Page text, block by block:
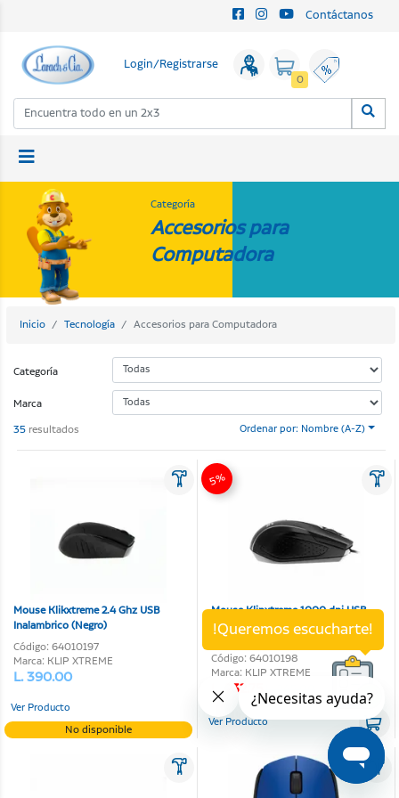
Contáctanos
Login/Registrarse
0
Categoría
Accesorios para
Computadora
Inicio Tecnología Accesorios para Computadora
Categoría
Marca
35 resultados Ordenar por: Nombre (A-Z)
Mouse Klikxtreme 2.4 Ghz USB
Inalambrico (Negro)
Código: 64010197
Marca: KLIP XTREME
L. 390.00
Ver Producto
No disponible
5%
Mouse Klipxtreme 1000 dpi USB
Alambrico
Código: 64010198
Marca: KLIP XTREME
L. 232.75 L. 245.00
Ver Producto
!Queremos escucharte!